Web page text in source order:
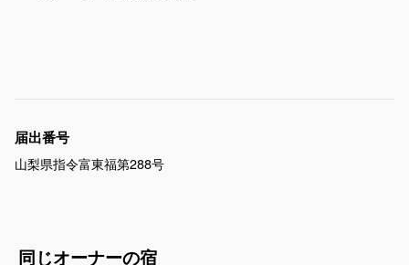
届出番号
山梨県指令富東福第288号
同じオーナーの宿